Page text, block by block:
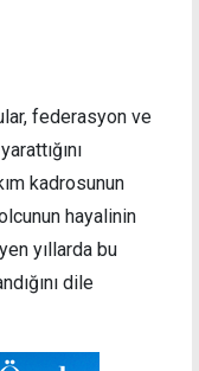
federasyon ve
kadrosunun
hayalinin
yıllarda bu
dile